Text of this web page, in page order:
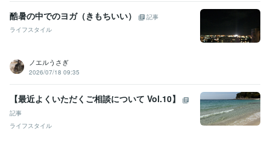
酷暑の中でのヨガ（きもちいい）
記事
ライフスタイル
ノエルうさぎ
2026/07/18 09:35
【最近よくいただくご相談について Vol.10】
記事
ライフスタイル